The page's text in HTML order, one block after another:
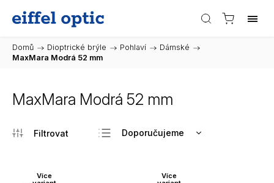
Domů / Dioptrické brýle / Pohlaví / Dámské /
MaxMara Modrá 52 mm
MaxMara Modrá 52 mm
Doporučujeme
Nejdražší
Více
Více